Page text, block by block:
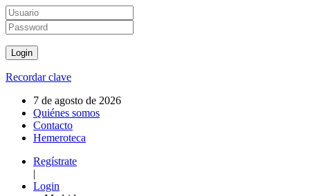
Recordar clave
7 de agosto de 2026
Quiénes somos
Contacto
Hemeroteca
Regístrate
|
Login